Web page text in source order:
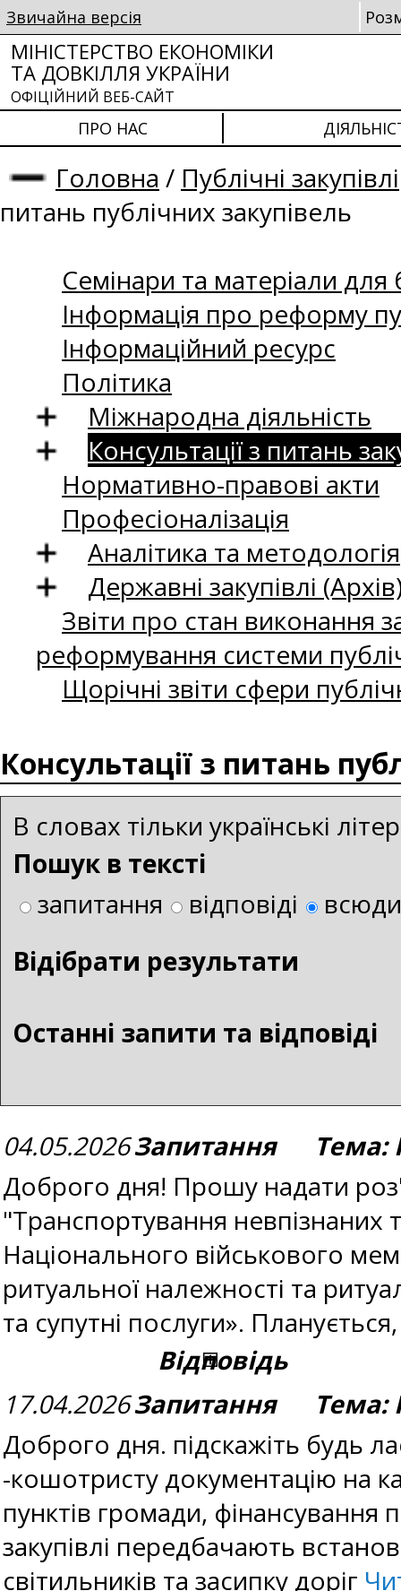
Звичайна версія
МІНІСТЕРСТВО ЕКОНОМІКИ
ТА ДОВКІЛЛЯ УКРАЇНИ
ОФІЦІЙНИЙ ВЕБ-САЙТ
ПРО НАС
Головна / Публічні закупівлі
питань публічних закупівель
Семінари та матеріали для
Інформація про реформу
Інформаційний ресурс
Політика
Міжнародна діяльність
Консультації з питань
Нормативно-правові акти
Професіоналізація
Аналітика та методологія
Державні закупівлі
Звіти про стан виконання
реформування системи
Щорічні звіти сфери
Консультації з питань
В словах тільки українські
Пошук в тексті
запитання
відповіді
всюди
Bідібрати результати
Останні запити та відповіді
04.05.2026Запитання Тема:
Доброго дня! Прошу надати
"Транспортування невпізнаних
Національного військового
ритуальної належності та
та супутні послуги».
Відповідь
17.04.2026Запитання Тема:
Доброго дня. підскажіть будь
-кошотристу документацію на
пунктів громади,
закупівлі передбачають
світильників та засипку доріг